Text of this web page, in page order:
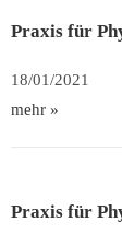
Praxis für
18/01/2021
mehr »
Praxis für